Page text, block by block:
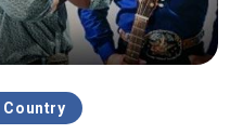
Country